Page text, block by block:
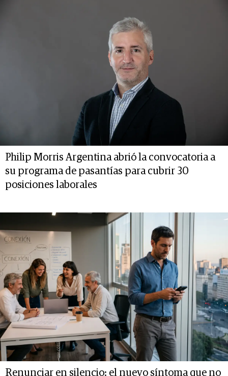
Philip Morris Argentina abrió la convocatoria a
su programa de pasantías para cubrir 30
posiciones laborales
Renunciar en silencio: el nuevo síntoma que no